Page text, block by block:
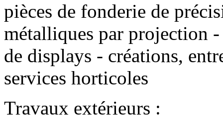
pièces de fonderie de
métalliques par projection
de displays - créations,
services horticoles
Travaux extérieurs :